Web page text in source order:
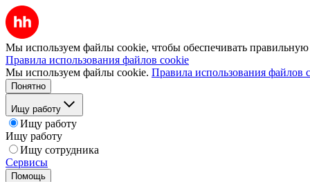
Мы используем файлы cookie, чтобы обеспечивать правильную
Правила использования файлов cookie
Мы используем файлы cookie. Правила использования файлов
Понятно
Ищу работу
Ищу работу
Ищу работу
Ищу сотрудника
Сервисы
Помощь